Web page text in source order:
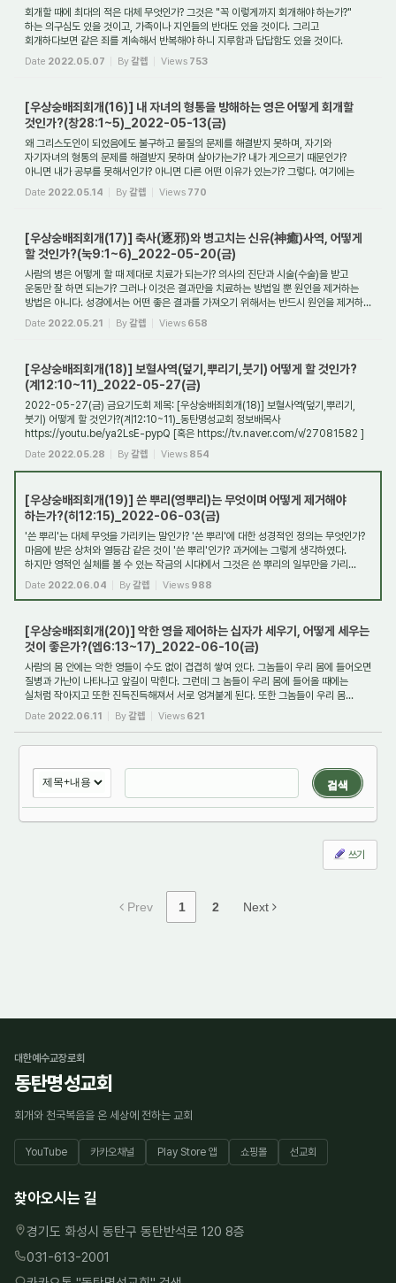
회개할 때에 최대의 적은 대체 무엇인가? 그것은 "꼭 이렇게까지 회개해야 하는가?"
하는 의구심도 있을 것이고, 가족이나 지인들의 반대도 있을 것이다. 그리고
회개하다보면 같은 죄를 계속해서 반복해야 하니 지루함과 답답함도 있을 것이다.
그리고 무엇보...
Date 2022.05.07 By갈렙 Views 753
[우상숭배죄회개(16)] 내 자녀의 형통을 방해하는 영은 어떻게 회개할
것인가?(창28:1~5)_2022-05-13(금)
왜 그리스도인이 되었음에도 불구하고 물질의 문제를 해결받지 못하며, 자기와
자기자녀의 형통의 문제를 해결받지 못하며 살아가는가? 내가 게으르기 때문인가?
아니면 내가 공부를 못해서인가? 아니면 다른 어떤 이유가 있는가? 그렇다. 여기에는
다른 어떤 ...
Date 2022.05.14 By갈렙 Views 770
[우상숭배죄회개(17)] 축사(逐邪)와 병고치는 신유(神癒)사역, 어떻게
할 것인가?(눅9:1~6)_2022-05-20(금)
사람의 병은 어떻게 할 때 제대로 치료가 되는가? 의사의 진단과 시술(수술)을 받고
운동만 잘 하면 되는가? 그러나 이것은 결과만을 치료하는 방법일 뿐 원인을 제거하는
방법은 아니다. 성경에서는 어떤 좋은 결과를 가져오기 위해서는 반드시 원인을 제거하...
Date 2022.05.21 By갈렙 Views 658
[우상숭배죄회개(18)] 보혈사역(덮기,뿌리기,붓기) 어떻게 할 것인가?
(계12:10~11)_2022-05-27(금)
2022-05-27(금) 금요기도회 제목: [우상숭배죄회개(18)] 보혈사역(덮기,뿌리기,
붓기) 어떻게 할 것인가?(계12:10~11)_동탄명성교회 정보배목사
https://youtu.be/ya2LsE-pypQ [혹은 https://tv.naver.com/v/27081582 ]
1. 들어가며 예수님의 피가 하는 일은 대...
Date 2022.05.28 By갈렙 Views 854
[우상숭배죄회개(19)] 쓴 뿌리(영뿌리)는 무엇이며 어떻게 제거해야
하는가?(히12:15)_2022-06-03(금)
'쓴 뿌리'는 대체 무엇을 가리키는 말인가? '쓴 뿌리'에 대한 성경적인 정의는 무엇인가?
마음에 받은 상처와 열등감 같은 것이 '쓴 뿌리'인가? 과거에는 그렇게 생각하였다.
하지만 영적인 실체를 볼 수 있는 작금의 시대에서 그것은 쓴 뿌리의 일부만을 가리...
Date 2022.06.04 By갈렙 Views 988
[우상숭배죄회개(20)] 악한 영을 제어하는 십자가 세우기, 어떻게 세우는
것이 좋은가?(엡6:13~17)_2022-06-10(금)
사람의 몸 안에는 악한 영들이 수도 없이 겹겹히 쌓여 있다. 그놈들이 우리 몸에 들어오면
질병과 가난이 나타나고 앞길이 막힌다. 그런데 그 놈들이 우리 몸에 들어올 때에는
실처럼 작아지고 또한 진득진득해져서 서로 엉겨붙게 된다. 또한 그놈들이 우리 몸...
Date 2022.06.11 By갈렙 Views 621
검색
쓰기
Prev 1 2 Next
대한예수교장로회
동탄명성교회
회개와 천국복음을 온 세상에 전하는 교회
YouTube 카카오채널 Play Store 앱 쇼핑몰 선교회
찾아오시는 길
경기도 화성시 동탄구 동탄반석로 120 8층
031-613-2001